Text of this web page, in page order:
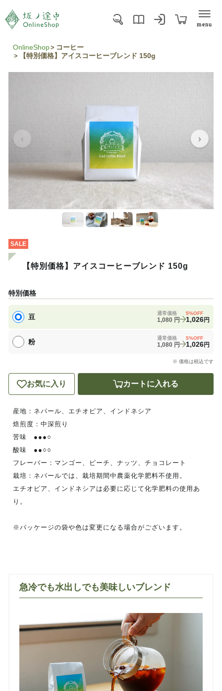
menu
OnlineShop
コーヒー
【特別価格】アイスコーヒーブレンド 150g
SALE
【特別価格】アイスコーヒーブレンド 150g
特別価格
豆 通常価格
1,080 円
5%OFF
1,026円
粉 通常価格
1,080 円
5%OFF
1,026円
※ 価格は税込です
お気に入り カートに入れる
産地：ネパール、エチオピア、インドネシア
焙煎度：中深煎り
苦味 ●●●○
酸味 ●●○○
フレーバー：マンゴー、ピーチ、ナッツ、チョコレート
栽培：ネパールでは、栽培期間中農薬化学肥料不使用。
エチオピア、インドネシアは必要に応じて化学肥料の使用あ
り。
※パッケージの袋や色は変更になる場合がございます。
急冷でも水出しでも美味しいブレンド